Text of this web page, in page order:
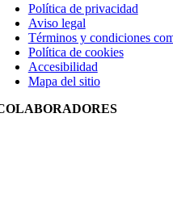
Política de privacidad
Aviso legal
Términos y condiciones
Política de cookies
Accesibilidad
Mapa del sitio